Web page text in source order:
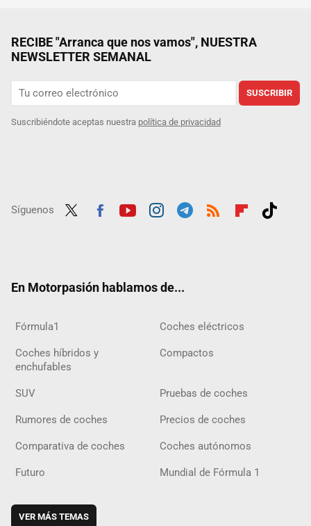
RECIBE "Arranca que nos vamos", NUESTRA
NEWSLETTER SEMANAL
SUSCRIBIR
Suscribiéndote aceptas nuestra política de privacidad
Síguenos
En Motorpasión hablamos de...
Fórmula1 Coches eléctricos
Coches híbridos y
enchufables
Compactos
SUV Pruebas de coches
Rumores de coches Precios de coches
Comparativa de coches Coches autónomos
Futuro Mundial de Fórmula 1
VER MÁS TEMAS